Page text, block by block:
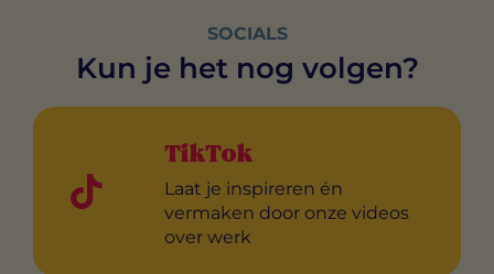
SOCIALS
Kun je het nog volgen?
TikTok
Laat je inspireren én
vermaken door onze videos
over werk